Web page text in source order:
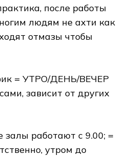
после работы
людям не ахти как
отмазы чтобы
= УТРО/ДЕНЬ/ВЕЧЕР
зависит от других
залы работают с 9.00; =
утром до